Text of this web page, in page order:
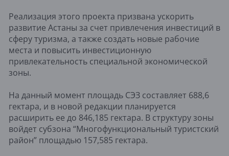
Реализация этого проекта призвана ускорить
развитие Астаны за счет привлечения инвестиций в
сферу туризма, а также создать новые рабочие
места и повысить инвестиционную
привлекательность специальной экономической
зоны.
На данный момент площадь СЭЗ составляет 688,6
гектара, и в новой редакции планируется
расширить ее до 846,185 гектара. В структуру зоны
войдет субзона “Многофункциональный туристский
район” площадью 157,585 гектара.